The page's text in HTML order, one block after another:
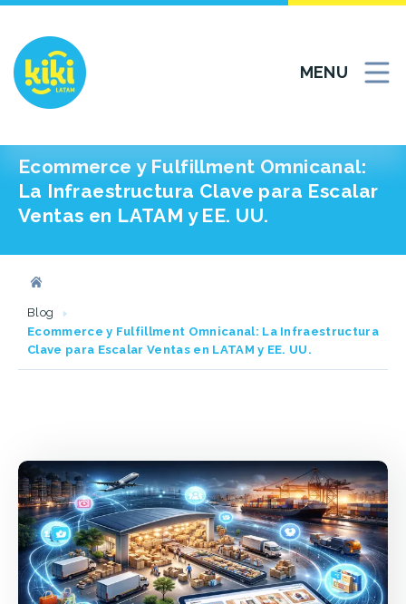
MENU
Ecommerce y Fulfillment Omnicanal:
La Infraestructura Clave para Escalar
Ventas en LATAM y EE. UU.
Blog
Ecommerce y Fulfillment Omnicanal: La Infraestructura
Clave para Escalar Ventas en LATAM y EE. UU.